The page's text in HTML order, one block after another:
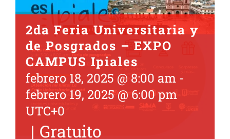
2da Feria Universitaria y
de Posgrados – EXPO
CAMPUS Ipiales
febrero 18, 2025 @ 8:00 am -
febrero 19, 2025 @ 6:00 pm
UTC+0
| Gratuito